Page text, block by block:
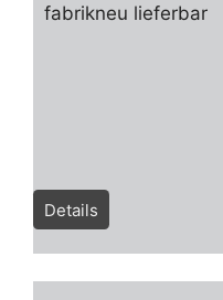
fabrikneu lieferbar
Details